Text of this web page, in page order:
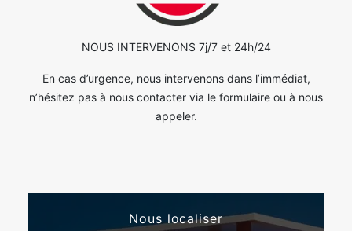
NOUS INTERVENONS 7j/7 et 24h/24
En cas d’urgence, nous intervenons dans l’immédiat,
n’hésitez pas à nous contacter via le formulaire ou à nous
appeler.
Nous localiser